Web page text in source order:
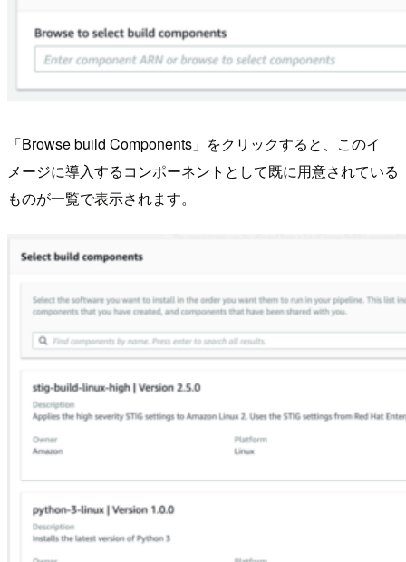
「Browse build Components」をクリックすると、このイ
メージに導入するコンポーネントとして既に用意されている
ものが一覧で表示されます。